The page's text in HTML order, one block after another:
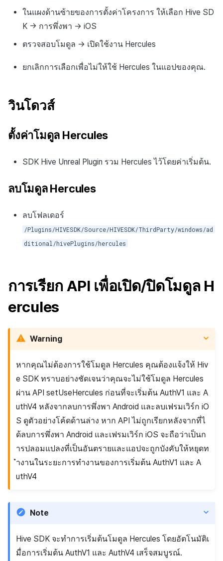
ในแผงด้านซ้ายของการตั้งค่าโครงการ ให้เลือก Hive SD
K → การพึ่งพา → iOS
ตรวจสอบโมดูล → เปิดใช้งาน Hercules
ยกเลิกการเลือกเพื่อไม่ให้ใช้ Hercules ในแอปของคุณ.
วินโดวส์
ตั้งค่าโมดูล Hercules
SDK Hive Unreal Plugin รวม Hercules ไว้โดยค่าเริ่มต้น.
ลบโมดูล Hercules
ลบโฟลเดอร์
/Plugins/HIVESDK/Source/HIVESDK/ThirdParty/windows/ad
ditional/hivePlugins/hercules
การเรียก API เพื่อเปิด/ปิดโมดูล H
ercules
Warning
หากคุณไม่ต้องการใช้โมดูล Hercules คุณต้องแจ้งให้ Hiv
e SDK ทราบอย่างชัดเจนว่าคุณจะไม่ใช้โมดูล Hercules
ผ่าน API setUseHercules ก่อนที่จะเริ่มต้น AuthV1 และ A
uthV4 หลังจากลบการพึ่งพา Android และลบเฟรมเวิร์ก iO
S ดูตัวอย่างโค้ดด้านล่าง หาก API ไม่ถูกเรียกหลังจากที่ไ
ด้ลบการพึ่งพา Android และเฟรมเวิร์ก iOS จะถือว่าเป็นก
ารปลอมแปลงที่เป็นอันตรายและแอปจะถูกบังคับให้หยุดท
ำงานในระยะการทำงานของการเริ่มต้น AuthV1 และ A
uthV4
Note
Hive SDK จะทำการเริ่มต้นโมดูล Hercules โดยอัตโนมัติเ
มื่อการเริ่มต้น AuthV1 และ AuthV4 เสร็จสมบูรณ์.